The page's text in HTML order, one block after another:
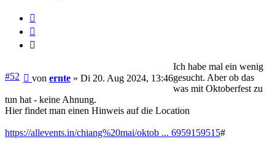
#52 Beitrag
von ernte » Di 20. Aug 2024, 13:46
Ich habe mal ein wenig
gesucht. Aber ob das
was mit Oktoberfest zu
tun hat - keine Ahnung.
Hier findet man einen Hinweis auf die Location
https://allevents.in/chiang%20mai/oktob ... 6959159515#